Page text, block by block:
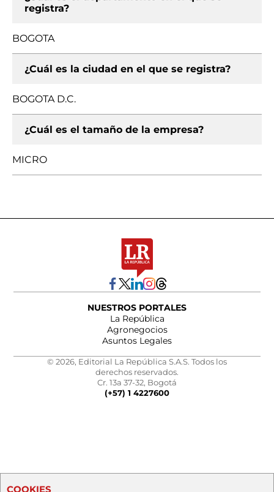
registra?
BOGOTA
¿Cuál es la ciudad en el que se registra?
BOGOTA D.C.
¿Cuál es el tamaño de la empresa?
MICRO
NUESTROS PORTALES
La República
Agronegocios
Asuntos Legales
© 2026, Editorial La República S.A.S. Todos los
derechos reservados.
Cr. 13a 37-32, Bogotá
(+57) 1 4227600
COOKIES